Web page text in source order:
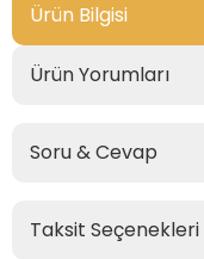
Ürün Bilgisi
Ürün Yorumları
Soru & Cevap
Taksit Seçenekleri